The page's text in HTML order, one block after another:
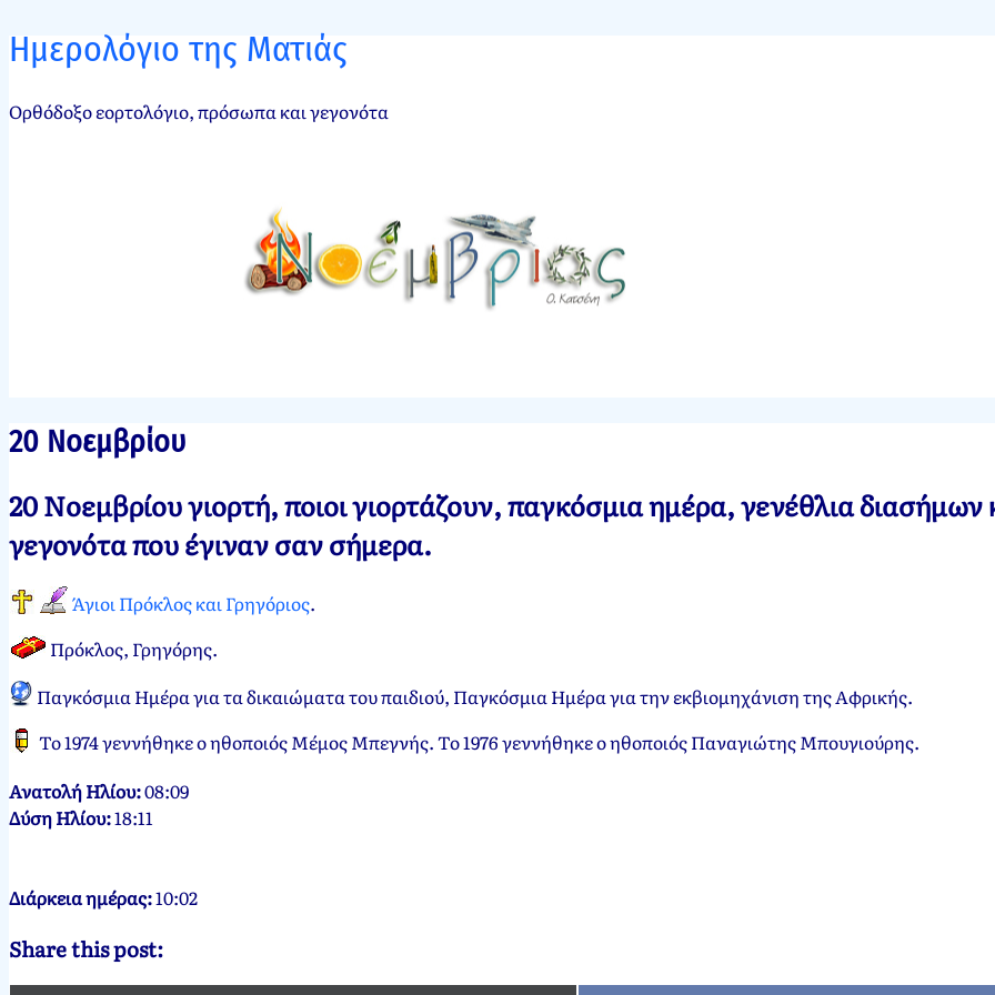
Ημερολόγιο της Ματιάς
Ορθόδοξο εορτολόγιο, πρόσωπα και γεγονότα
20 Νοεμβρίου
Νεκτάριος
Παπασπύρου
Νοεμβρίου,
Νοεμβρίου,
2024
20 Νοεμβρίου γιορτή, ποιοι γιορτάζουν, παγκόσμια ημέρα, γενέθλια διασήμων
γεγονότα που έγιναν σαν σήμερα.
Άγιοι Πρόκλος και Γρηγόριος.
Πρόκλος, Γρηγόρης.
Παγκόσμια Ημέρα για τα δικαιώματα του παιδιού, Παγκόσμια Ημέρα για την εκβιομηχάνιση της Αφρικής.
Το 1974 γεννήθηκε ο ηθοποιός Μέμος Μπεγνής. Το 1976 γεννήθηκε ο ηθοποιός Παναγιώτης Μπουγιούρης.
Ανατολή Ηλίου:08:09
Δύση Ηλίου:18:11
Διάρκεια ημέρας:10:02
Share this post: